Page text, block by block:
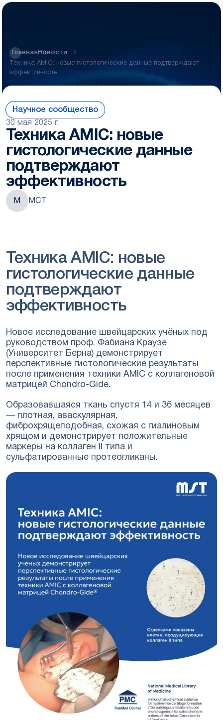
Главная Новости
Техника AMIC: новые гистологические данные подтверждают
эффективность
Научное сообщество
30 мая 2025 г.
Техника AMIC: новые
гистологические данные
подтверждают
эффективность
М МСТ
Техника AMIC: новые
гистологические данные
подтверждают
эффективность
Новое исследование швейцарских учёных под
руководством проф. Фабиана Краузе
(Университет Берна) демонстрирует
перспективные гистологические результаты
после применения техники AMIC с коллагеновой
матрицей Chondro-Gide.
Образовавшаяся ткань спустя 14 и 36 месяцев
— плотная, аваскулярная,
фиброхрящеподобная, схожая с гиалиновым
хрящом и демонстрирует положительные
маркеры на коллаген II типа и
сульфатированные протеогликаны.